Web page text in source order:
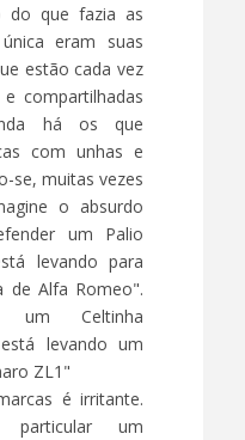
do que fazia as
eram suas
estão cada vez
compartilhadas
há os que
com unhas e
se, muitas vezes
o absurdo
um Palio
levando para
de Alfa Romeo".
um Celtinha
levando um
ZL1"
é irritante.
particular um